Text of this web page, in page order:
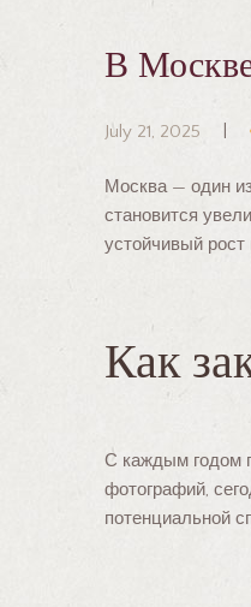
В
July 21, 2025
Москва — один
становится
устойчивый
Как
С каждым годом
фотографий,
потенциальной